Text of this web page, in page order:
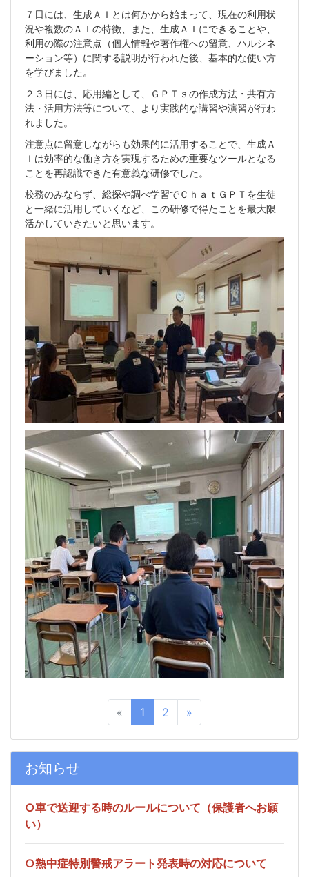
お知らせ
○車で送迎する時のルールについて（保護者へお願
い）
○熱中症特別警戒アラート発表時の対応について
７日には、生成ＡＩとは何かから始まって、現在の利用状
況や複数のＡＩの特徴、また、生成ＡＩにできることや、
利用の際の注意点（個人情報や著作権への留意、ハルシネ
ーション等）に関する説明が行われた後、基本的な使い方
を学びました。
２３日には、応用編として、ＧＰＴｓの作成方法・共有方
法・活用方法等について、より実践的な講習や演習が行わ
れました。
注意点に留意しながらも効果的に活用することで、生成Ａ
Ｉは効率的な働き方を実現するための重要なツールとなる
ことを再認識できた有意義な研修でした。
校務のみならず、総探や調べ学習でＣｈａｔＧＰＴを生徒
と一緒に活用していくなど、この研修で得たことを最大限
活かしていきたいと思います。
« 1 2 »